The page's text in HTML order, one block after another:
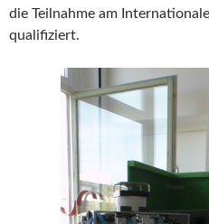
die Teilnahme am
qualifiziert.